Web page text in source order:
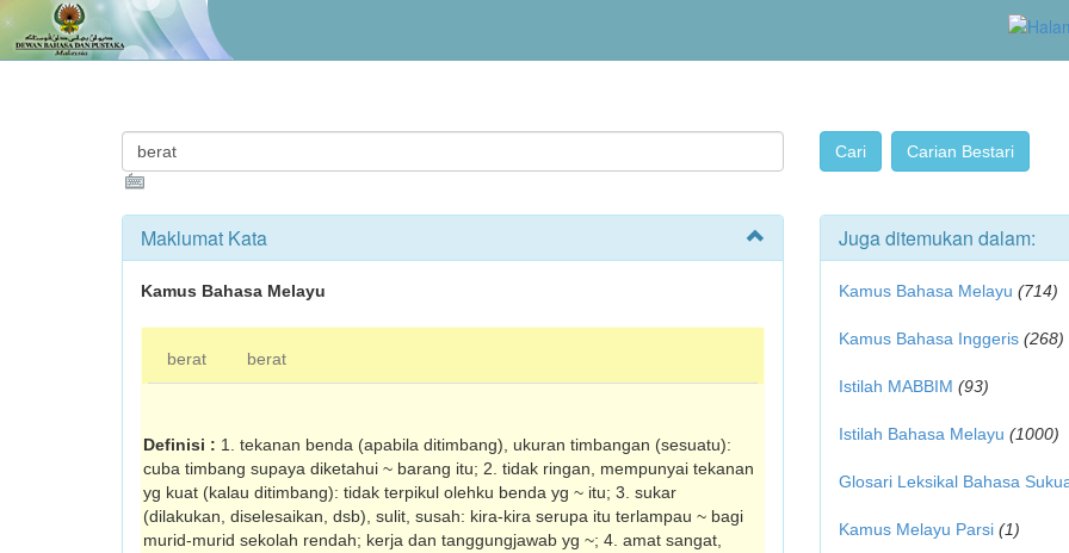
Maklumat Kata
Kamus Bahasa Melayu
berat berat
Definisi : 1. tekanan benda (apabila ditimbang), ukuran timbangan (sesuatu):
cuba timbang supaya diketahui ~ barang itu; 2. tidak ringan, mempunyai tekanan
yg kuat (kalau ditimbang): tidak terpikul olehku benda yg ~ itu; 3. sukar
(dilakukan, diselesaikan, dsb), sulit, susah: kira-kira serupa itu terlampau ~ bagi
murid-murid sekolah rendah; kerja dan tanggungjawab yg ~; 4. amat sangat,
Juga ditemukan dalam:
Kamus Bahasa Melayu (714)
Kamus Bahasa Inggeris (268)
Istilah MABBIM (93)
Istilah Bahasa Melayu (1000)
Glosari Leksikal Bahasa
Kamus Melayu Parsi (1)